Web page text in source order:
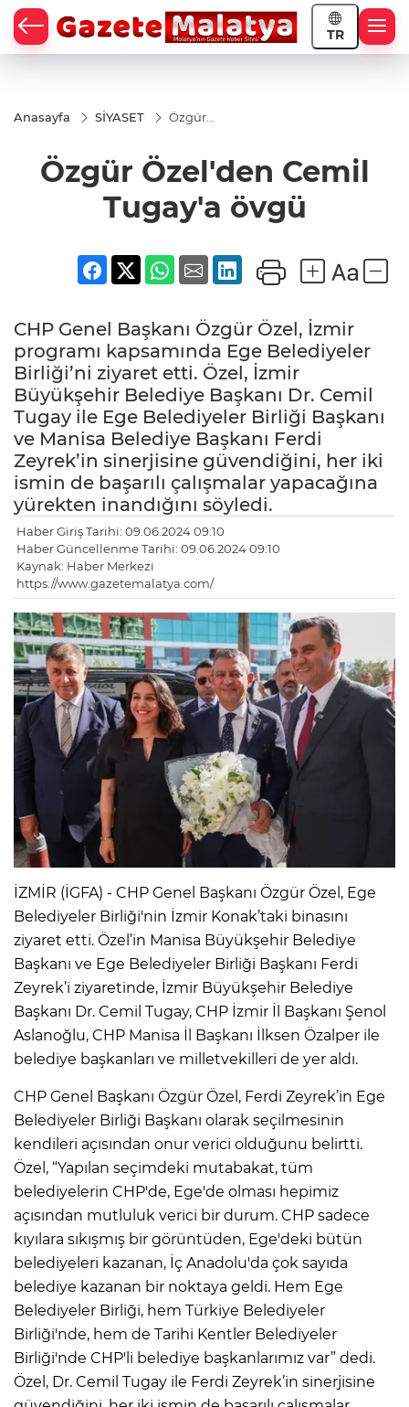
TR
Anasayfa SİYASET
Özgür
Tugay'a
övgü
Özgür Özel'den Cemil
Tugay'a övgü
CHP Genel Başkanı Özgür Özel, İzmir
programı kapsamında Ege Belediyeler
Birliği’ni ziyaret etti. Özel, İzmir
Büyükşehir Belediye Başkanı Dr. Cemil
Tugay ile Ege Belediyeler Birliği Başkanı
ve Manisa Belediye Başkanı Ferdi
Zeyrek’in sinerjisine güvendiğini, her iki
ismin de başarılı çalışmalar yapacağına
yürekten inandığını söyledi.
Haber Giriş Tarihi: 09.06.2024 09:10
Haber Güncellenme Tarihi: 09.06.2024 09:10
Kaynak: Haber Merkezi
https://www.gazetemalatya.com/
İZMİR (İGFA) - CHP Genel Başkanı Özgür Özel, Ege
Belediyeler Birliği'nin İzmir Konak’taki binasını
ziyaret etti. Özel’in Manisa Büyükşehir Belediye
Başkanı ve Ege Belediyeler Birliği Başkanı Ferdi
Zeyrek’i ziyaretinde, İzmir Büyükşehir Belediye
Başkanı Dr. Cemil Tugay, CHP İzmir İl Başkanı Şenol
Aslanoğlu, CHP Manisa İl Başkanı İlksen Özalper ile
belediye başkanları ve milletvekilleri de yer aldı.
CHP Genel Başkanı Özgür Özel, Ferdi Zeyrek’in Ege
Belediyeler Birliği Başkanı olarak seçilmesinin
kendileri açısından onur verici olduğunu belirtti.
Özel, “Yapılan seçimdeki mutabakat, tüm
belediyelerin CHP'de, Ege'de olması hepimiz
açısından mutluluk verici bir durum. CHP sadece
kıyılara sıkışmış bir görüntüden, Ege'deki bütün
belediyeleri kazanan, İç Anadolu'da çok sayıda
belediye kazanan bir noktaya geldi. Hem Ege
Belediyeler Birliği, hem Türkiye Belediyeler
Birliği'nde, hem de Tarihi Kentler Belediyeler
Birliği'nde CHP'li belediye başkanlarımız var” dedi.
Özel, Dr. Cemil Tugay ile Ferdi Zeyrek’in sinerjisine